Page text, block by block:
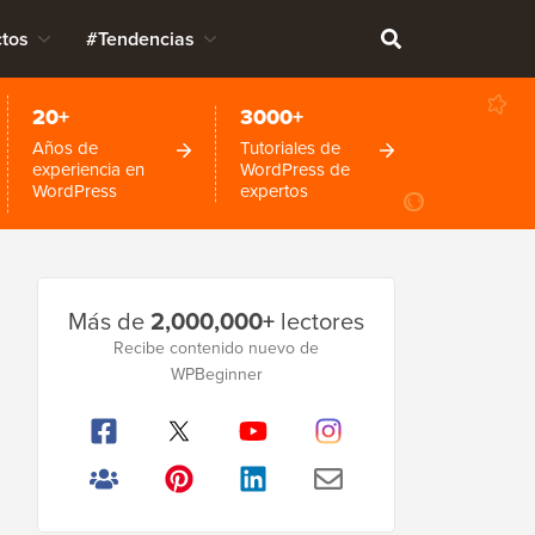
#Tendencias
20+
Años de
experiencia en
WordPress
3000+
Tutoriales de
WordPress de
expertos
lateral
Más de2,000,000+ lectores
Recibe contenido nuevo de
WPBeginner